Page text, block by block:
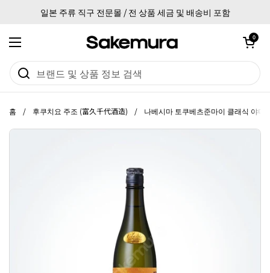
일본 주류 직구 전문몰 / 전 상품 세금 및 배송비 포함
메뉴 열기
카트 열기
0
홈 / 후쿠치요 주조 (富久千代酒造) / 나베시마 토쿠베츠준마이 클래식 야마